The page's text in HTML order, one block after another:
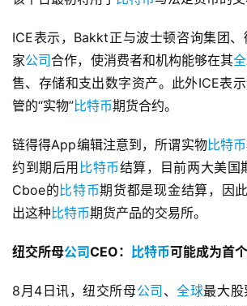
ICE表示，Bakkt正与波士顿咨询集团
家公司合作，使消费者和机构能够在其
售、存储和支出数字资产。此外ICE表
管的“实物”比特币期货合约。
链得得App编辑注意到，所谓实物比特币
约到期后用 比特币结算，目前两大美国
Cboe的 比特币期货都是现金结算，因
出这种 比特币期货产品的交易所。
纽交所母公司CEO： 比特币可能成为首个
8月4日讯，纽交所母公司 、全球最大